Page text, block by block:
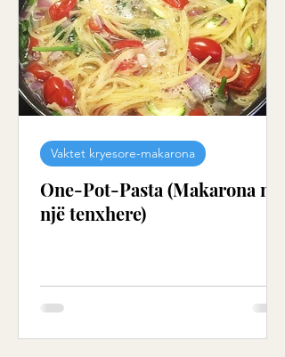
One-Pot-Pasta (Makarona në
një tenxhere)
Vaktet kryesore-makarona